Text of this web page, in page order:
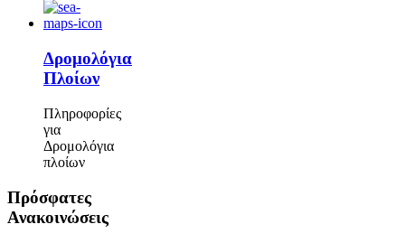
Δρομολόγια
Πλοίων
Πληροφορίες
για
Δρομολόγια
πλοίων
Πρόσφατες
Ανακοινώσεις